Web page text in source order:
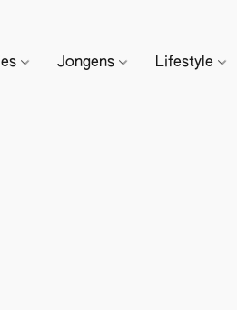
Jongens Lifestyle